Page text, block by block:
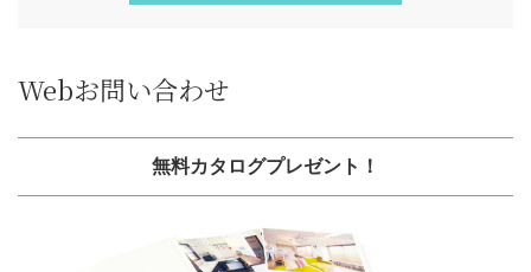
Webお問い合わせ
無料カタログプレゼント！